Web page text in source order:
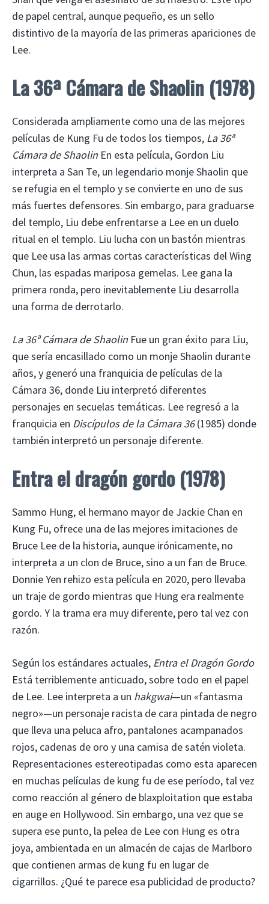
de papel central, aunque pequeño, es un sello
distintivo de la mayoría de las primeras apariciones de
Lee.
La 36ª Cámara de Shaolin (1978)
Considerada ampliamente como una de las mejores
películas de Kung Fu de todos los tiempos, La 36ª
Cámara de Shaolin En esta película, Gordon Liu
interpreta a San Te, un legendario monje Shaolin que
se refugia en el templo y se convierte en uno de sus
más fuertes defensores. Sin embargo, para graduarse
del templo, Liu debe enfrentarse a Lee en un duelo
ritual en el templo. Liu lucha con un bastón mientras
que Lee usa las armas cortas características del Wing
Chun, las espadas mariposa gemelas. Lee gana la
primera ronda, pero inevitablemente Liu desarrolla
una forma de derrotarlo.
La 36ª Cámara de Shaolin Fue un gran éxito para Liu,
que sería encasillado como un monje Shaolin durante
años, y generó una franquicia de películas de la
Cámara 36, ​​donde Liu interpretó diferentes
personajes en secuelas temáticas. Lee regresó a la
franquicia en Discípulos de la Cámara 36(1985) donde
también interpretó un personaje diferente.
Entra el dragón gordo (1978)
Sammo Hung, el hermano mayor de Jackie Chan en
Kung Fu, ofrece una de las mejores imitaciones de
Bruce Lee de la historia, aunque irónicamente, no
interpreta a un clon de Bruce, sino a un fan de Bruce.
Donnie Yen rehizo esta película en 2020, pero llevaba
un traje de gordo mientras que Hung era realmente
gordo. Y la trama era muy diferente, pero tal vez con
razón.
Según los estándares actuales, Entra el Dragón Gordo
Está terriblemente anticuado, sobre todo en el papel
de Lee. Lee interpreta a un hakgwai—un «fantasma
negro»—un personaje racista de cara pintada de negro
que lleva una peluca afro, pantalones acampanados
rojos, cadenas de oro y una camisa de satén violeta.
Representaciones estereotipadas como esta aparecen
en muchas películas de kung fu de ese período, tal vez
como reacción al género de blaxploitation que estaba
en auge en Hollywood. Sin embargo, una vez que se
supera ese punto, la pelea de Lee con Hung es otra
joya, ambientada en un almacén de cajas de Marlboro
que contienen armas de kung fu en lugar de
cigarrillos. ¿Qué te parece esa publicidad de producto?